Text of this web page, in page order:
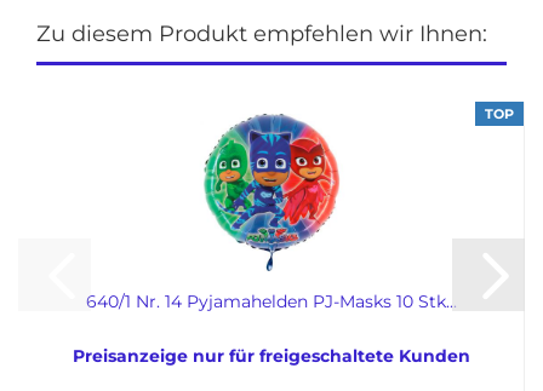
Zu diesem Produkt empfehlen wir Ihnen:
TOP
640/1 Nr. 14 Pyjamahelden PJ-Masks 10 Stk...
Preisanzeige nur für freigeschaltete Kunden